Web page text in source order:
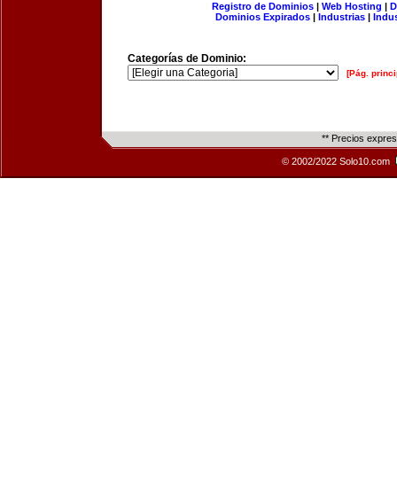
Registro de Dominios| Web Hosting |
Dominios Expirados | Industrias |
Categorías de Dominio:
[Pág.
** Precios
© 2002/2022 Solo10.com